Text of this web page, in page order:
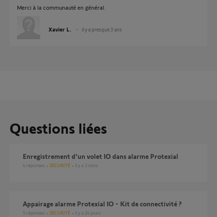
Merci à la communauté en général.
Xavier L. il y a presque 3 ans
Questions liées
Enregistrement d'un volet IO dans alarme Protexial
4 réponses SÉCURITÉ il y a 3 mois
Appairage alarme Protexial IO - Kit de connectivité ?
5 réponses SÉCURITÉ il y a 24 jours